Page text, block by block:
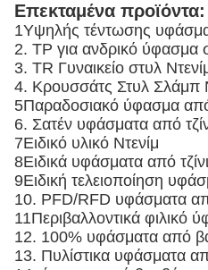
Επεκταμένα προϊόντα:
1Υψηλής τέντωσης
2. ΤΡ για ανδρικό ύφασμα
3. TR Γυναικείο στυλ
4. Κρουσσάτς Στυλ Σλάμπ
5Παραδοσιακό ύφασμα από
6. Σατέν υφάσματα από
7Ειδικό υλικό Ντενίμ
8Ειδικά υφάσματα από τζίνι
9Ειδική τελειοποίηση
10. PFD/RFD υφάσματα
11Περιβαλλοντικά φιλικό
12. 100% υφάσματα από
13. Πυλίστικα υφάσματα